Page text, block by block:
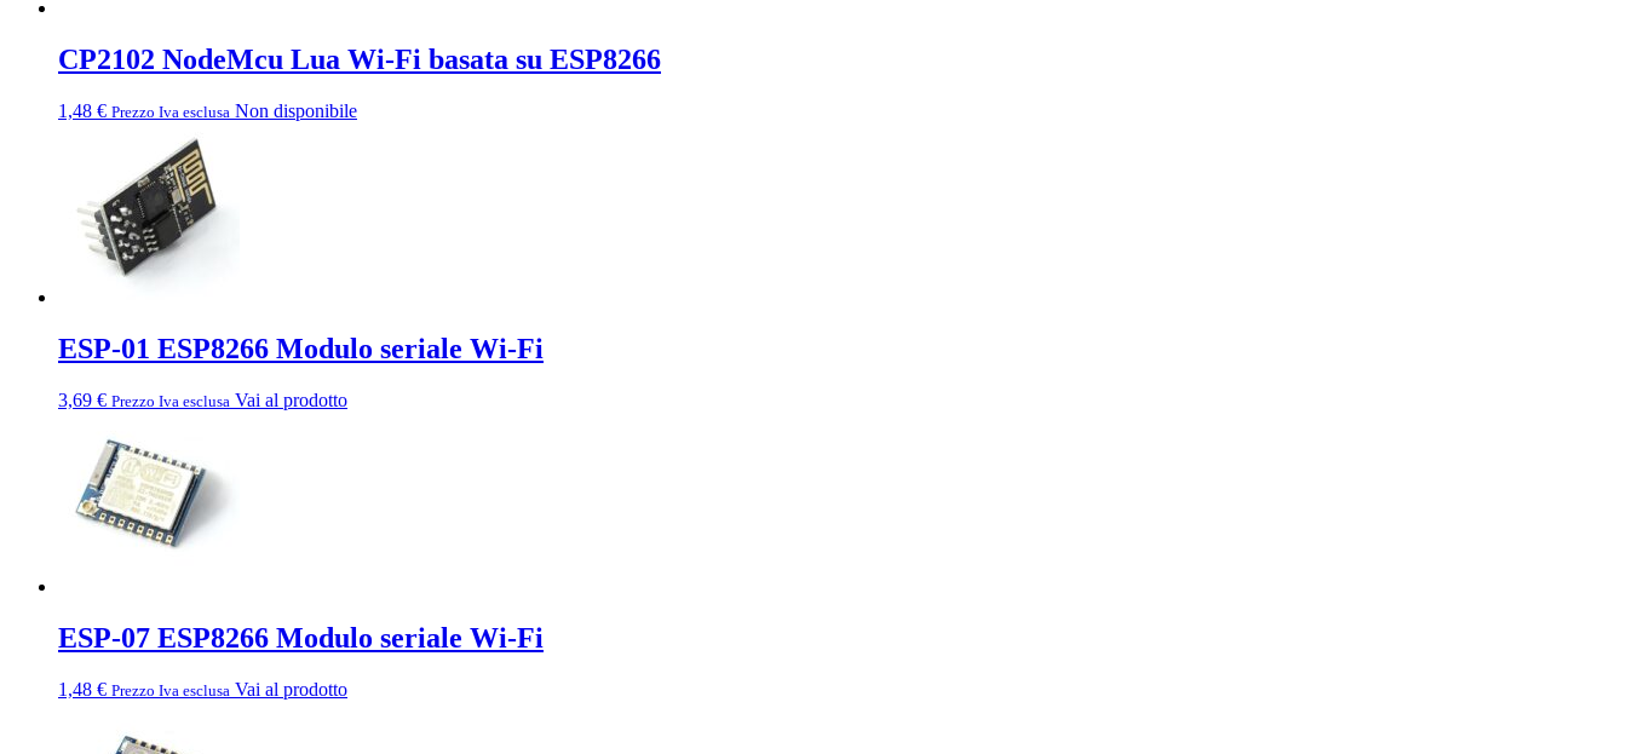
CP2102 NodeMcu Lua Wi-Fi basata su ESP8266
1,48 € Prezzo Iva esclusa Non disponibile
ESP-01 ESP8266 Modulo seriale Wi-Fi
3,69 € Prezzo Iva esclusa Vai al prodotto
ESP-07 ESP8266 Modulo seriale Wi-Fi
1,48 € Prezzo Iva esclusa Vai al prodotto